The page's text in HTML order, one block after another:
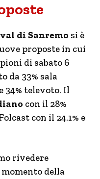
di Sanremo si è
proposte in cui
di sabato 6
da 33% sala
34% televoto. Il
con il 28%
con il 24.1% e
rivedere
momento della